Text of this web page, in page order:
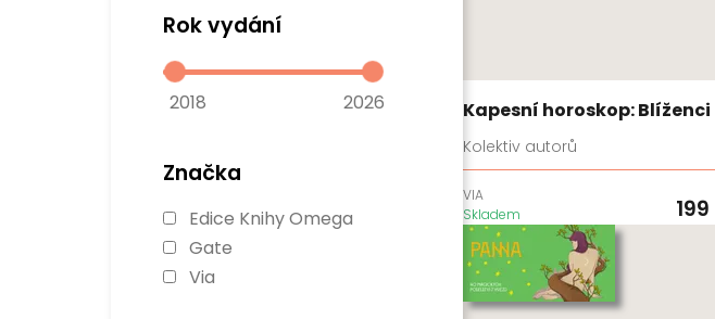
Rok vydání
2018 2026
Značka
Edice Knihy Omega
Gate
Via
Kapesní horoskop: Blíženci
Kolektiv autorů
VIA
Skladem
199